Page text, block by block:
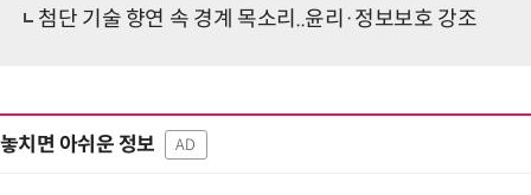
첨단 기술 향연 속 경계 목소리..윤리·정보보호 강조
놓치면 아쉬운 정보 AD